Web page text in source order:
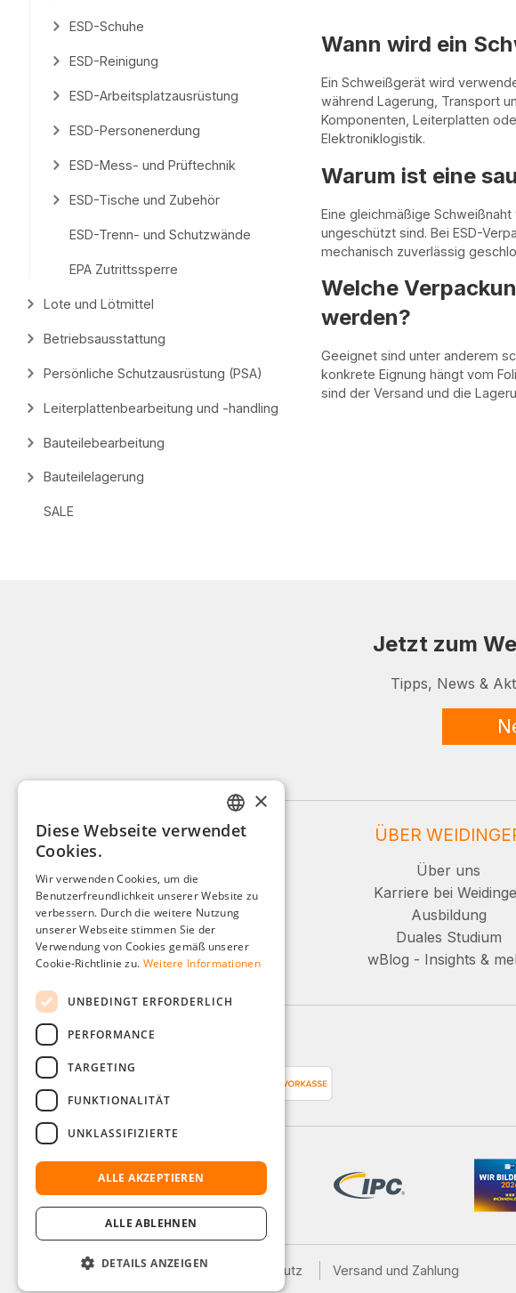
ESD-Schuhe
ESD-Reinigung
ESD-Arbeitsplatzausrüstung
ESD-Personenerdung
ESD-Mess- und Prüftechnik
ESD-Tische und Zubehör
ESD-Trenn- und Schutzwände
EPA Zutrittssperre
Lote und Lötmittel
Betriebsausstattung
Persönliche Schutzausrüstung (PSA)
Leiterplattenbearbeitung und -handling
Bauteilebearbeitung
Bauteilelagerung
SALE
Wann wird ein
Ein Schweißgerät wird
während Lagerung, Transport
Komponenten, Leiterplatten
Elektroniklogistik.
Warum ist eine
Eine gleichmäßige
ungeschützt sind. Bei ESD-
mechanisch zuverlässig
Welche
werden?
Geeignet sind unter anderem
konkrete Eignung hängt vom
sind der Versand und die
Jetzt zum
Tipps, News &
WEIDINGER SERVICE
Service und Beratung:
+49 (0)8142 / 4289 - 300
Mo-Fr, 08:00 - 16:00 Uhr
Oder über unser Kontaktformular.
ÜBER
Über uns
Karriere bei
Ausbildung
Duales Studium
wBlog - Insights &
Impressum AGB Datenschutz Versand und Zahlung
GERMAN
FRENCH
DUTCH
×
Diese Webseite verwendet
Cookies.
Wir verwenden Cookies, um die
Benutzerfreundlichkeit unserer Website zu
verbessern. Durch die weitere Nutzung
unserer Webseite stimmen Sie der
Verwendung von Cookies gemäß unserer
Cookie-Richtlinie zu. Weitere Informationen
UNBEDINGT ERFORDERLICH
PERFORMANCE
TARGETING
FUNKTIONALITÄT
UNKLASSIFIZIERTE
ALLE AKZEPTIEREN
ALLE ABLEHNEN
DETAILS ANZEIGEN